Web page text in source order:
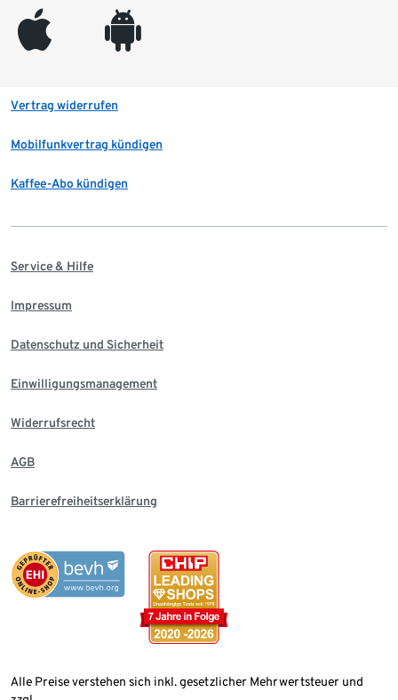
appleinc android
Vertrag widerrufen
Mobilfunkvertrag kündigen
Kaffee-Abo kündigen
Service & Hilfe
Impressum
Datenschutz und Sicherheit
Einwilligungsmanagement
Widerrufsrecht
AGB
Barrierefreiheitserklärung
Alle Preise verstehen sich inkl. gesetzlicher Mehrwertsteuer und